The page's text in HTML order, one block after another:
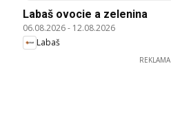
Labaš ovocie a zelenina
06.08.2026- 12.08.2026
Labaš
REKLAMA